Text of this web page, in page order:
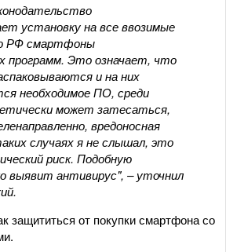
установку на все ввозимые
РФ смартфоны
программ. Это означает, что
и на них
необходимое ПО, среди
может затесаться,
вредоносная
случаях я не слышал, это
риск. Подобную
выявит антивирус", – уточнил
защититься от покупки смартфона со